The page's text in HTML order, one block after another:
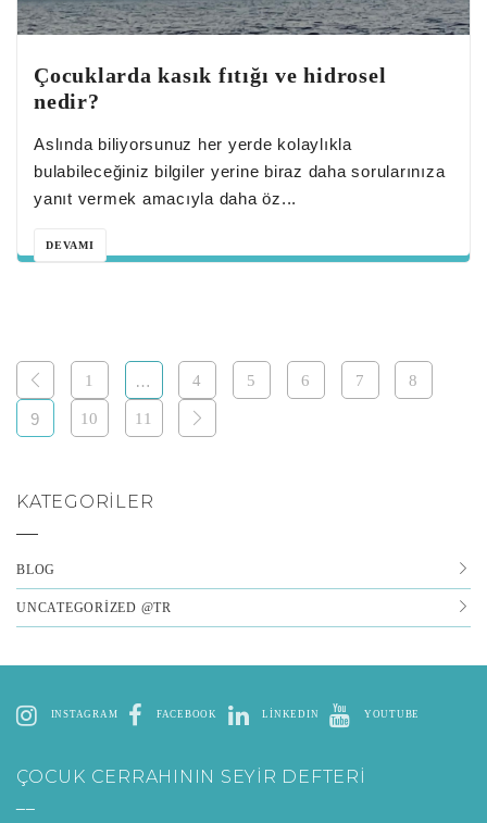
Çocuklarda kasık fıtığı ve hidrosel
nedir?
Aslında biliyorsunuz her yerde kolaylıkla
bulabileceğiniz bilgiler yerine biraz daha sorularınıza
yanıt vermek amacıyla daha öz...
DEVAMI
1 … 4 5 6 7 8
9 10 11
KATEGORILER
BLOG
UNCATEGORIZED @TR
INSTAGRAM FACEBOOK LINKEDIN YOUTUBE
ÇOCUK CERRAHININ SEYİR DEFTERİ